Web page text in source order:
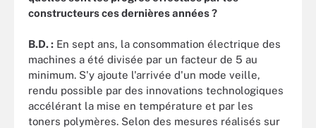
constructeurs ces dernières années ?
B.D. : En sept ans, la consommation électrique des
machines a été divisée par un facteur de 5 au
minimum. S'y ajoute l'arrivée d'un mode veille,
rendu possible par des innovations technologiques
accélérant la mise en température et par les
toners polymères. Selon des mesures réalisés sur